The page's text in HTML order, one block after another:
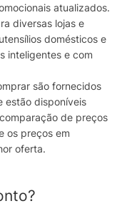
atualizados.
diversas lojas e
domésticos e
inteligentes e com
são fornecidos
estão disponíveis
de preços
os preços em
oferta.